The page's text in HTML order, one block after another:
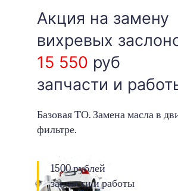
Акция на замену
вихревых
15 550 руб
запчасти и
Базовая ТО. Замена масла в
фильтре.
1500 рублей
запчасти и работы